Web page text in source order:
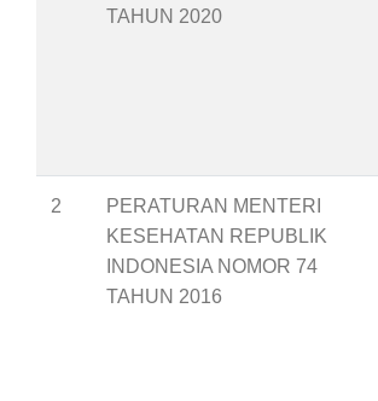
TAHUN 2020
2
PERATURAN MENTERI
KESEHATAN REPUBLIK
INDONESIA NOMOR 74
TAHUN 2016